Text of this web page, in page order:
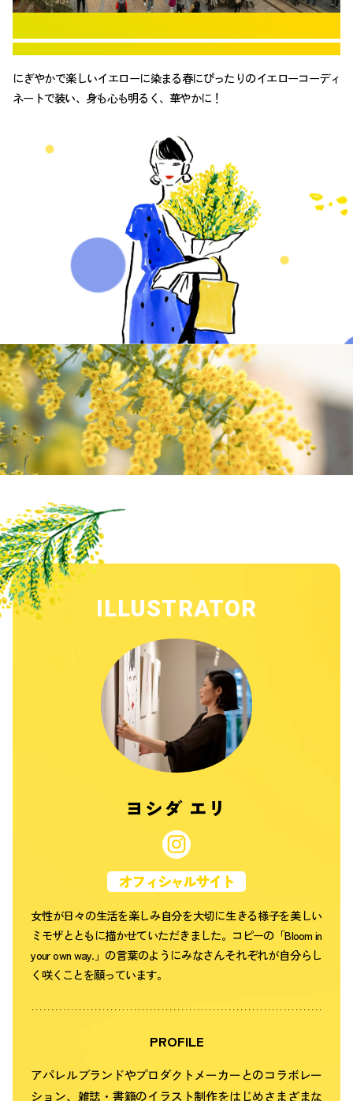
にぎやかで楽しいイエローに染まる
にぎやかで楽しいイエローに染まる春にぴったりのイエローコーディ
ネートで装い、 身も心も明るく、華やかに！
ILLUSTRATOR
ヨシダ エリ
オフィシャルサイト
女性が日々の生活を楽しみ自分を大切に生きる様子を美しい
ミモザとともに描かせていただきました。コピーの「Bloom in
your own way.」の言葉のようにみなさんそれぞれが自分らし
く咲くことを願っています。
PROFILE
アパレルブランドやプロダクトメーカーとのコラボレー
ション、雑誌・書籍のイラスト制作をはじめさまざまな